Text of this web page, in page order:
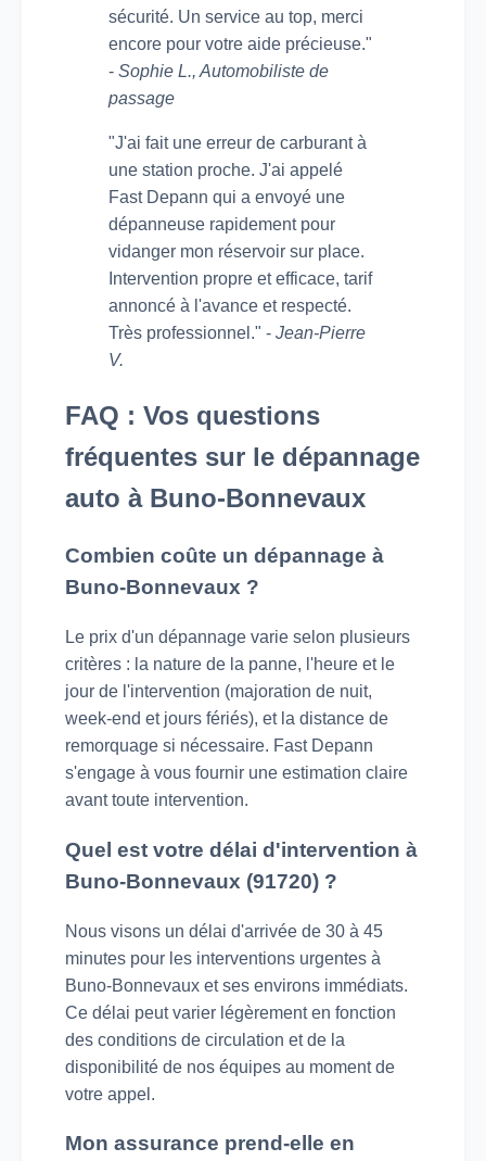
sécurité. Un service au top, merci
encore pour votre aide précieuse."
- Sophie L., Automobiliste de
passage
"J'ai fait une erreur de carburant à
une station proche. J'ai appelé
Fast Depann qui a envoyé une
dépanneuse rapidement pour
vidanger mon réservoir sur place.
Intervention propre et efficace, tarif
annoncé à l'avance et respecté.
Très professionnel." - Jean-Pierre
V.
FAQ : Vos questions
fréquentes sur le dépannage
auto à Buno-Bonnevaux
Combien coûte un dépannage à
Buno-Bonnevaux ?
Le prix d'un dépannage varie selon plusieurs
critères : la nature de la panne, l'heure et le
jour de l'intervention (majoration de nuit,
week-end et jours fériés), et la distance de
remorquage si nécessaire. Fast Depann
s'engage à vous fournir une estimation claire
avant toute intervention.
Quel est votre délai d'intervention à
Buno-Bonnevaux (91720) ?
Nous visons un délai d'arrivée de 30 à 45
minutes pour les interventions urgentes à
Buno-Bonnevaux et ses environs immédiats.
Ce délai peut varier légèrement en fonction
des conditions de circulation et de la
disponibilité de nos équipes au moment de
votre appel.
Mon assurance prend-elle en